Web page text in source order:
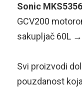
Sonic MKS5356
GCV200
sakupljač 60L →
Svi proizvodi
pouzdanost